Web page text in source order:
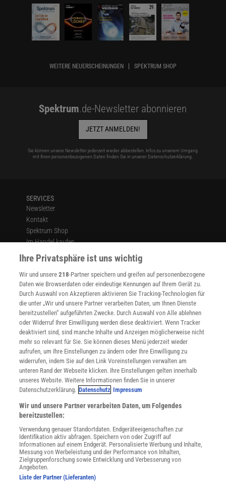
WEITERE NEUERSCHEINUNGEN SPEKTRUM SHOP
Spektrum.de-Newsletter abonnieren
JETZT ANMELDEN!
Sie können unsere Newsletter jederzeit wieder abbestellen. Infos zu unserem Umgang
mit Ihren personenbezogenen Daten finden Sie in unserer Datenschutzerklärung
SERVICES
Newsletter
Kontakt
Spektrum Shop
Im Handel kaufen
Presse
Verträge kündigen
Widerruf
INFO
Mediadaten
Datenschutz
Nutzungsbedingungen
Cookie-Einstellungen
Utiq verwalten
Nutzungsbasierte Onlinewerbung
Alle Artikel
Impressum
Angebote für Schulen
Angebote für Institutionen
Sprachen lernen mit Gymglish
Lexika
Für Spektrum schreiben
Zugänglichkeitserklärung
Ihre Privatsphäre ist uns wichtig
Wir und unsere218-Partner speichern und greifen auf personenbezogene
Daten wie Browserdaten oder eindeutige Kennungen auf Ihrem Gerät zu.
Durch Auswahl von Akzeptieren aktivieren Sie Tracking-Technologien für
die unter „Wir und unsere Partner verarbeiten Daten, um Ihnen Dienste
bereitzustellen“ aufgeführten Zwecke. Durch Auswahl von Alle ablehnen
oder Widerruf Ihrer Einwilligung werden diese deaktiviert. Wenn Tracker
deaktiviert sind, sind manche Inhalte und Anzeigen möglicherweise nicht
mehr so relevant für Sie. Sie können dieses Menü jederzeit wieder
aufrufen, um Ihre Einstellungen zu ändern oder Ihre Einwilligung zu
widerrufen, indem Sie auf den Link Voreinstellungen verwalten am
unteren Rand der Webseite klicken. Ihre Einstellungen gelten innerhalb
unseres Website. Weitere Informationen finden Sie in unserer
Datenschutzerklärung. Datenschutz Impressum
Wir und unsere Partner verarbeiten Daten, um Folgendes
bereitzustellen:
Verwendung genauer Standortdaten. Endgeräteeigenschaften zur
Identifikation aktiv abfragen. Speichern von oder Zugriff auf
Informationen auf einem Endgerät. Personalisierte Werbung und Inhalte,
Messung von Werbeleistung und der Performance von Inhalten,
Zielgruppenforschung sowie Entwicklung und Verbesserung von
Angeboten.
Liste der Partner (Lieferanten)